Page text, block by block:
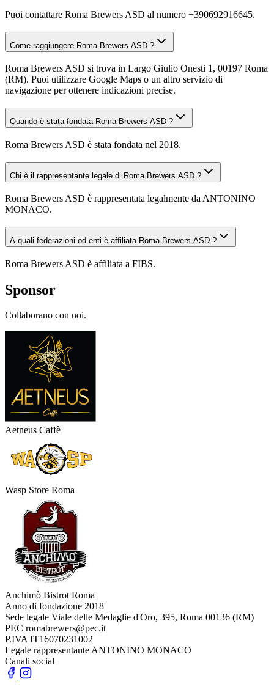
Puoi contattare Roma Brewers ASD al numero +390692916645.
Come raggiungere Roma Brewers ASD ?
Roma Brewers ASD si trova in Largo Giulio Onesti 1, 00197 Roma
(RM). Puoi utilizzare Google Maps o un altro servizio di
navigazione per ottenere indicazioni precise.
Quando è stata fondata Roma Brewers ASD ?
Roma Brewers ASD è stata fondata nel 2018.
Chi è il rappresentante legale di Roma Brewers ASD ?
Roma Brewers ASD è rappresentata legalmente da ANTONINO
MONACO.
A quali federazioni od enti è affiliata Roma Brewers ASD ?
Roma Brewers ASD è affiliata a FIBS.
Sponsor
Collaborano con noi.
Aetneus Caffè
Wasp Store Roma
Anchimò Bistrot Roma
Anno di fondazione 2018
Sede legale Viale delle Medaglie d'Oro, 395, Roma 00136 (RM)
PEC romabrewers@pec.it
P.IVA IT16070231002
Legale rappresentanteANTONINO MONACO
Canali social